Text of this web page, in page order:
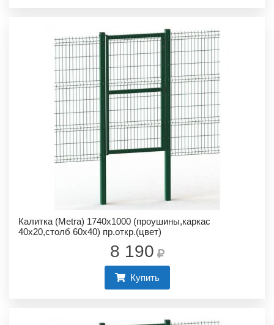
Калитка (Metra) 1740х1000 (проушины,каркас
40х20,столб 60х40) пр.откр.(цвет)
8 190
Купить